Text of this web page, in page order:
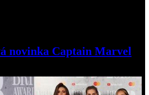
novinka Captain Marvel